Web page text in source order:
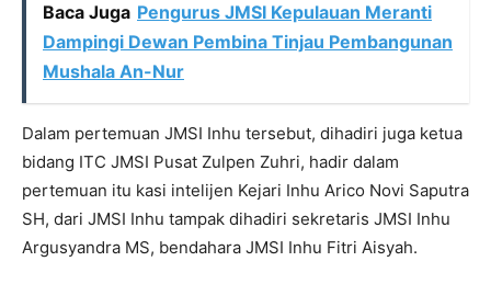
Baca Juga Pengurus JMSI Kepulauan Meranti
Dampingi Dewan Pembina Tinjau Pembangunan
Mushala An-Nur
Dalam pertemuan JMSI Inhu tersebut, dihadiri juga ketua
bidang ITC JMSI Pusat Zulpen Zuhri, hadir dalam
pertemuan itu kasi intelijen Kejari Inhu Arico Novi Saputra
SH, dari JMSI Inhu tampak dihadiri sekretaris JMSI Inhu
Argusyandra MS, bendahara JMSI Inhu Fitri Aisyah.